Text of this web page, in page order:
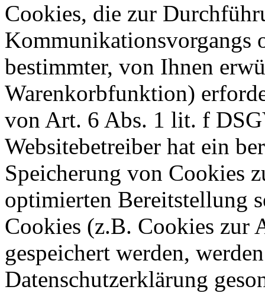
Cookies, die zur
Kommunikationsvorgangs
bestimmter, von Ihnen
Warenkorbfunktion)
von Art. 6 Abs. 1 lit. f
Websitebetreiber hat ein
Speicherung von Cookies
optimierten Bereitstellung
Cookies (z.B. Cookies zur
gespeichert werden,
Datenschutzerklärung